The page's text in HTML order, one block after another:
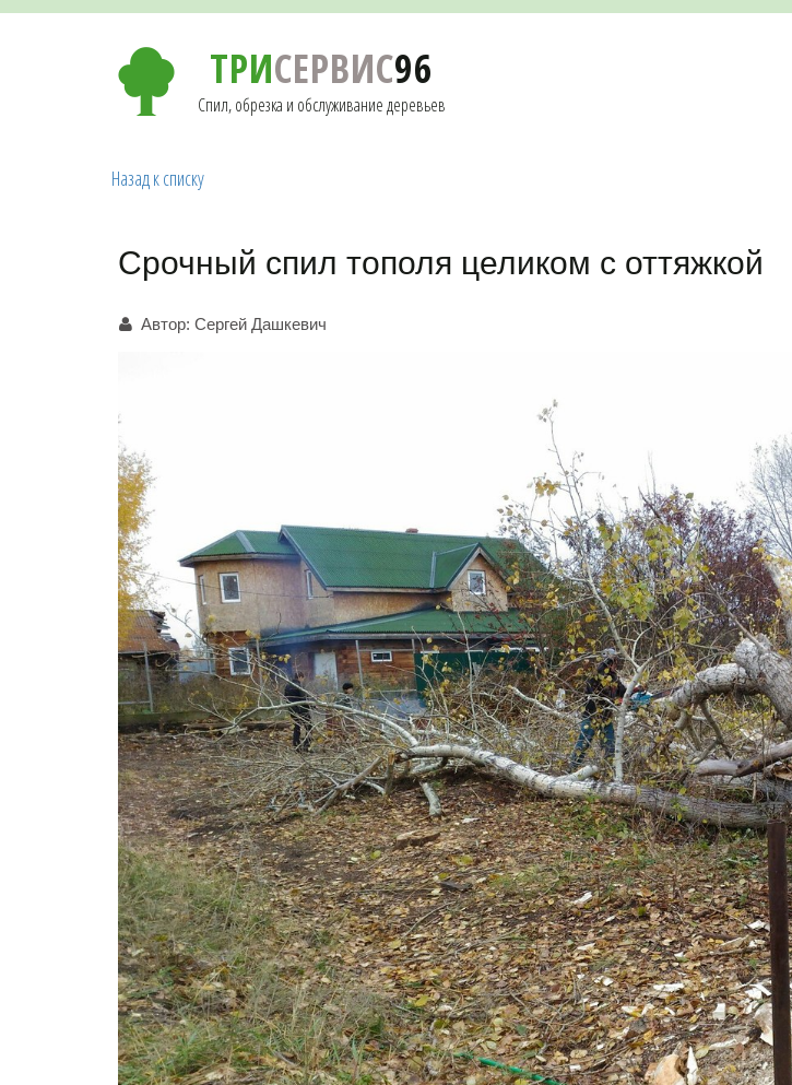
ТРИСЕРВИС96
Спил, обрезка и обслуживание деревьев
Назад к списку
Срочный спил тополя целиком с оттяжкой
Автор: Сергей Дашкевич